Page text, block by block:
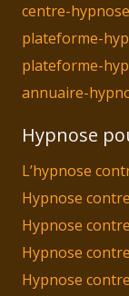
centre-
plateforme-
plateforme-
annuaire-
Hypnose
L’hypnose
Hypnose
Hypnose
Hypnose
Hypnose